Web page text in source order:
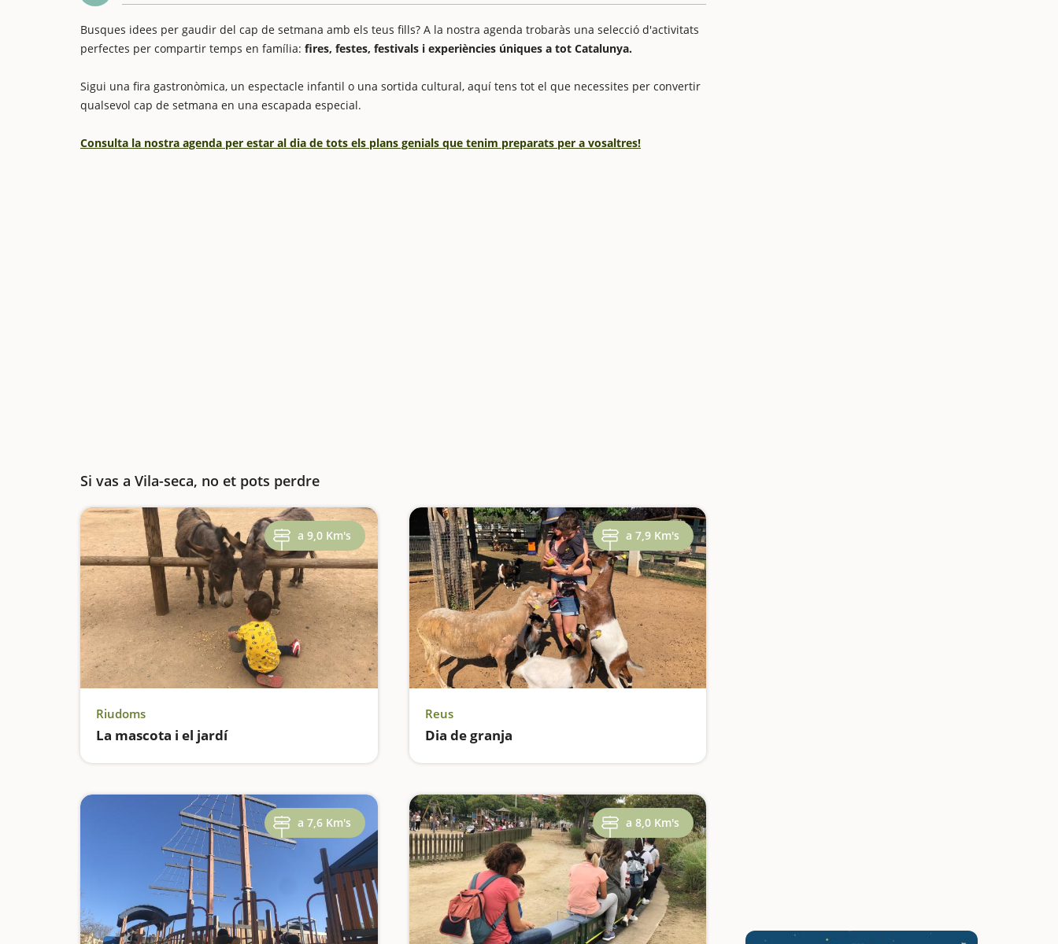
Busques idees per gaudir del cap de setmana amb els teus fills? A la nostra agenda trobaràs una selecció d'activitats
perfectes per compartir temps en família: fires, festes, festivals i experiències úniques a tot Catalunya.
Sigui una fira gastronòmica, un espectacle infantil o una sortida cultural, aquí tens tot el que necessites per convertir
qualsevol cap de setmana en una escapada especial.
Consulta la nostra agenda per estar al dia de tots els plans genials que tenim preparats per a vosaltres!
Si vas a Vila-seca, no et pots perdre
a 9,0 Km's
Riudoms
La mascota i el jardí
a 7,9 Km's
Reus
Dia de granja
a 7,6 Km's a 8,0 Km's